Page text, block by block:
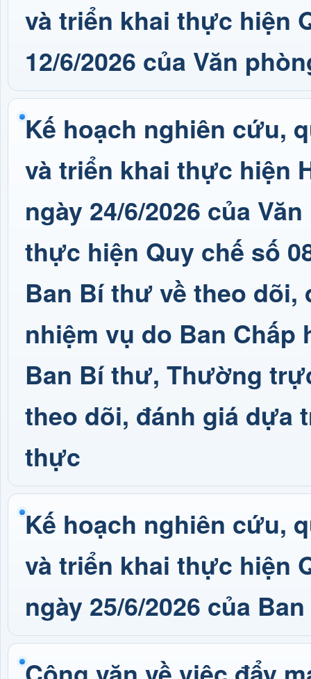
và triển khai thực hiện
12/6/2026 của Văn
Kế hoạch nghiên cứu,
và triển khai thực hiện
ngày 24/6/2026 của
thực hiện Quy chế số
Ban Bí thư về theo
nhiệm vụ do Ban
Ban Bí thư, Thường
theo dõi, đánh giá dựa
thực
Kế hoạch nghiên cứu,
và triển khai thực hiện
ngày 25/6/2026 của